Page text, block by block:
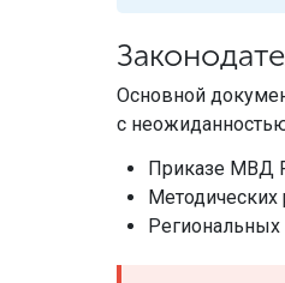
Основной
с
Приказе МВД